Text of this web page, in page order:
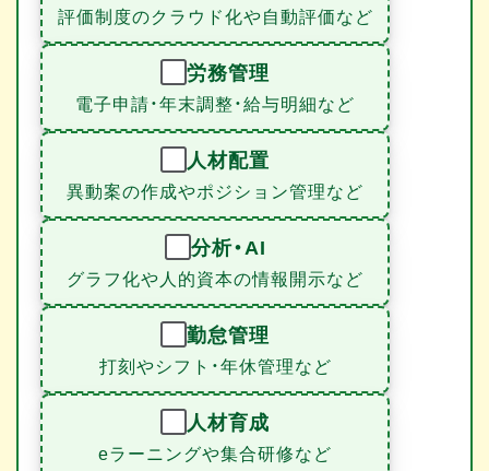
評価制度のクラウド化や自動評価など
労務管理
電子申請・年末調整・給与明細など
人材配置
異動案の作成やポジション管理など
分析・AI
グラフ化や人的資本の情報開示など
勤怠管理
打刻やシフト・年休管理など
人材育成
eラーニングや集合研修など